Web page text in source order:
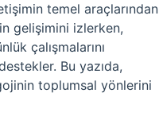
temel araçlarından
gelişimini izlerken,
çalışmalarını
Bu yazıda,
toplumsal yönlerini